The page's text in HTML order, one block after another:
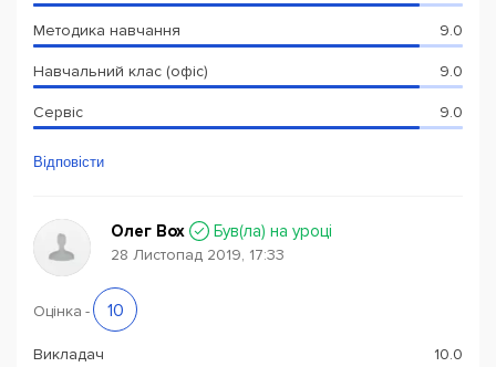
Методика навчання 9.0
Навчальний клас (офіс) 9.0
Сервіс 9.0
Відповісти
Олег Вох Був(ла) на уроці
28 Листопад 2019, 17:33
Оцінка - 10
Викладач 10.0